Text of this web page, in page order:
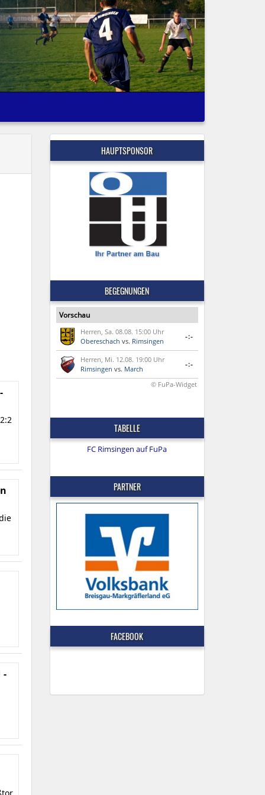
-
HAUPTSPONSOR
BEGEGNUNGEN
Vorschau
Herren, Sa. 08.08. 15:00 Uhr
Obereschach vs. Rimsingen
-:-
Herren, Mi. 12.08. 19:00 Uhr
Rimsingen vs. March
-:-
© FuPa-Widget
TABELLE
FC Rimsingen auf FuPa
PARTNER
FACEBOOK